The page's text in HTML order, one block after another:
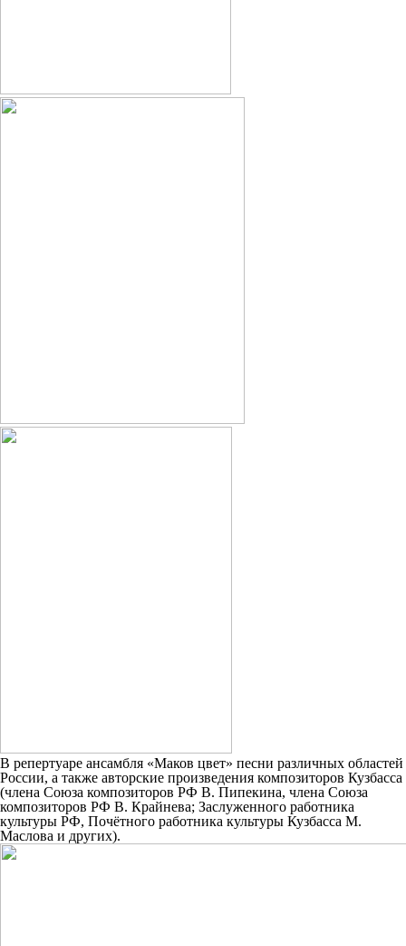
В репертуаре ансамбля «Маков цвет» песни различных областей
России, а также авторские произведения композиторов Кузбасса
(члена Союза композиторов РФ В. Пипекина, члена Союза
композиторов РФ В. Крайнева; Заслуженного работника
культуры РФ, Почётного работника культуры Кузбасса М.
Маслова и других).